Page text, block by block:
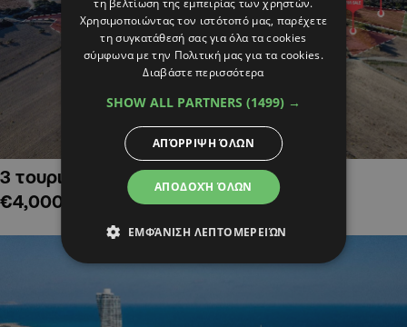
3 τουριστικά χωράφια στην Αλαμινό,
€4,000,000
τη βελτίωση της εμπειρίας των χρηστών.
Χρησιμοποιώντας τον ιστότοπό μας, παρέχετε
τη συγκατάθεσή σας για όλα τα cookies
σύμφωνα με την Πολιτική μας για τα cookies.
Διαβάστε περισσότερα
SHOW ALL PARTNERS (1499) →
ΑΠΟΔΟΧΉ ΌΛΩΝ
ΑΠΌΡΡΙΨΗ ΌΛΩΝ
ΕΜΦΆΝΙΣΗ ΛΕΠΤΟΜΕΡΕΙΏΝ